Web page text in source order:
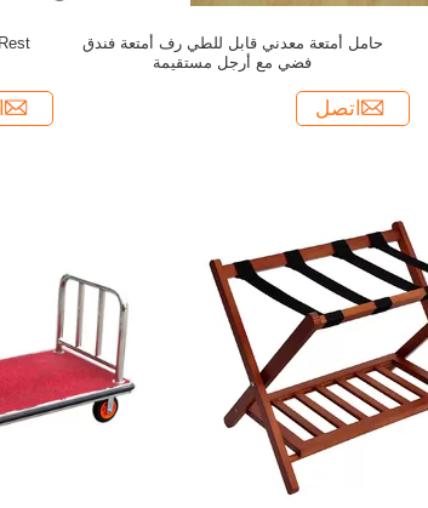
حامل أمتعة معدني قابل للطي رف أمتعة فندق
فضي مع أرجل مستقيمة
اتصل